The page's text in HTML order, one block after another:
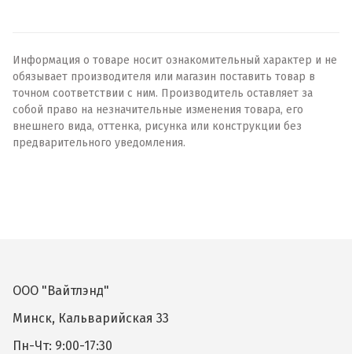
Информация о товаре носит ознакомительный характер и не
обязывает производителя или магазин поставить товар в
точном соответствии с ним. Производитель оставляет за
собой право на незначительные изменения товара, его
внешнего вида, оттенка, рисунка или конструкции без
предварительного уведомления.
ООО "Вайтлэнд"
Минск, Кальварийская 33
Пн-Чт: 9:00-17:30